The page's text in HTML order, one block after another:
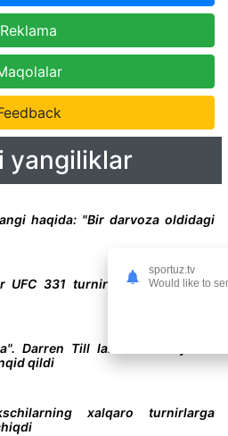
Reklama
yangiliklar
haqida: "Bir darvoza oldidagi
UFC 331 turnirining to'liq kardi
Darren Till Ian Gerrini ayollar
qildi
xalqaro turnirlarga
sportuz.tv
Would like to